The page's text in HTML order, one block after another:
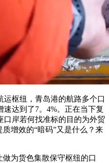
枢纽，青岛港的航路多个口
达到了7。4%。正在当下复
岸若何找准标的目的为外贸
增效的“暗码”又是什么？来
为货色集散保守枢纽的口